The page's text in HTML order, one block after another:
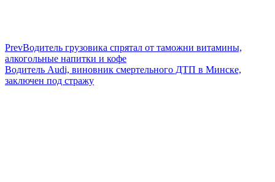
PrevВодитель грузовика спрятал от таможни витамины,
алкогольные напитки и кофе
Водитель Audi, виновник смертельного ДТП в Минске,
заключен под стражу